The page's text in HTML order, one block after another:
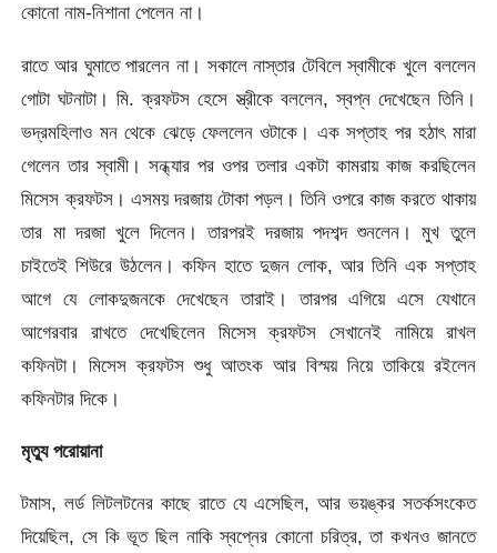
কোনো নাম-নিশানা পেলেন না।
রাতে আর ঘুমাতে পারলেন না। সকালে নাস্তার টেবিলে স্বামীকে খুলে বললেন
গোটা ঘটনাটা। মি. ক্রফটস হেসে স্ত্রীকে বললেন, স্বপ্ন দেখেছেন তিনি।
ভদ্রমহিলাও মন থেকে ঝেড়ে ফেললেন ওটাকে। এক সপ্তাহ পর হঠাৎ মারা
গেলেন তার স্বামী। সন্ধ্যার পর ওপর তলার একটা কামরায় কাজ করছিলেন
মিসেস ক্রফটস। এসময় দরজায় টোকা পড়ল। তিনি ওপরে কাজ করতে থাকায়
তার মা দরজা খুলে দিলেন। তারপরই দরজায় পদশব্দ শুনলেন। মুখ তুলে
চাইতেই শিউরে উঠলেন। কফিন হাতে দুজন লোক, আর তিনি এক সপ্তাহ
আগে যে লোকদুজনকে দেখেছেন তারাই। তারপর এগিয়ে এসে যেখানে
আগেরবার রাখতে দেখেছিলেন মিসেস ক্রফটস সেখানেই নামিয়ে রাখল
কফিনটা। মিসেস ক্রফটস শুধু আতংক আর বিস্ময় নিয়ে তাকিয়ে রইলেন
কফিনটার দিকে।
মৃত্যু পরোয়ানা
টমাস, লর্ড লিটলটনের কাছে রাতে যে এসেছিল, আর ভয়ঙ্কর সতর্কসংকেত
দিয়েছিল, সে কি ভূত ছিল নাকি স্বপ্নের কোনো চরিত্র, তা কখনও জানতে